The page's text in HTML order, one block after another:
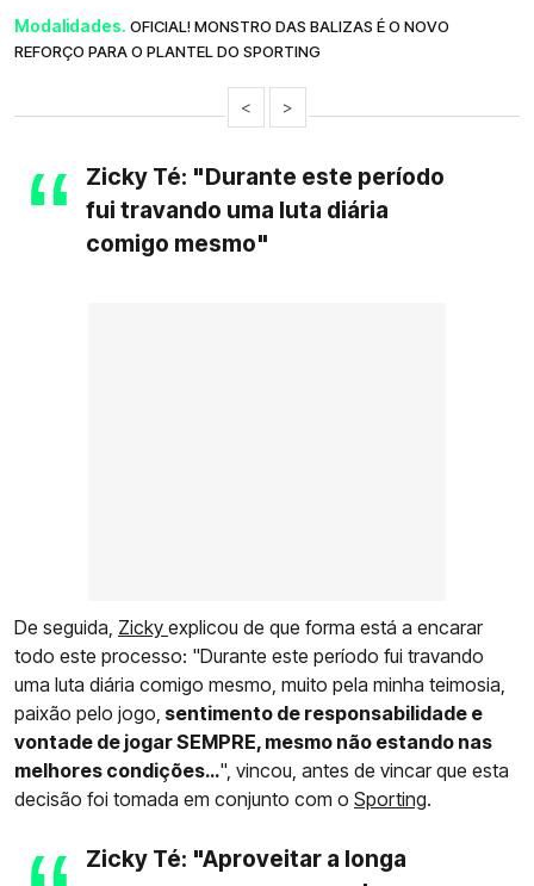
Modalidades. OFICIAL! MONSTRO DAS BALIZAS É O NOVO
REFORÇO PARA O PLANTEL DO SPORTING
< >
Zicky Té: "Durante este período
fui travando uma luta diária
comigo mesmo"
De seguida, Zicky explicou de que forma está a encarar
todo este processo: "Durante este período fui travando
uma luta diária comigo mesmo, muito pela minha teimosia,
paixão pelo jogo, sentimento de responsabilidade e
vontade de jogar SEMPRE, mesmo não estando nas
melhores condições…", vincou, antes de vincar que esta
decisão foi tomada em conjunto com o Sporting.
Zicky Té: "Aproveitar a longa